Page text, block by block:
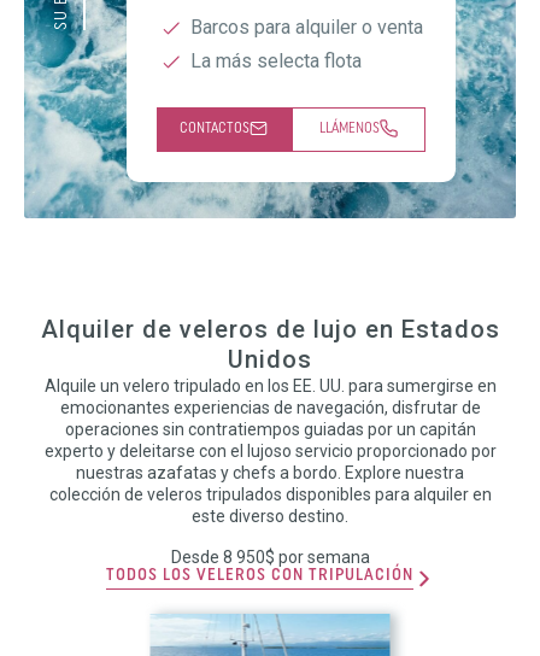
Barcos para alquiler o venta
La más selecta flota
CONTACTOS LLÁMENOS
Alquiler de veleros de lujo en Estados
Unidos
Alquile un velero tripulado en los EE. UU. para sumergirse en
emocionantes experiencias de navegación, disfrutar de
operaciones sin contratiempos guiadas por un capitán
experto y deleitarse con el lujoso servicio proporcionado por
nuestras azafatas y chefs a bordo. Explore nuestra
colección de veleros tripulados disponibles para alquiler en
este diverso destino.
Desde 8 950$ por semana
TODOS LOS VELEROS CON TRIPULACIÓN